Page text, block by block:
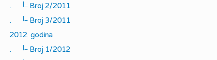
.
|_
Broj 2/2011
.
|_
Broj 3/2011
2012. godina
.
|_
Broj 1/2012